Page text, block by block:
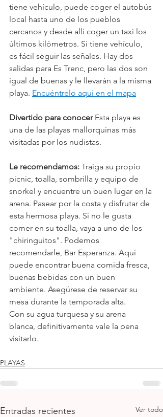
tiene vehículo, puede coger el autobús
local hasta uno de los pueblos
cercanos y desde allí coger un taxi los
últimos kilómetros. Si tiene vehículo,
es fácil seguir las señales. Hay dos
salidas para Es Trenc, pero las dos son
igual de buenas y le llevarán a la misma
playa. Encuéntrelo aqui en el mapa
Divertido para conocer Esta playa es
una de las playas mallorquinas más
visitadas por los nudistas.
Le recomendamos: Traiga su propio
picnic, toalla, sombrilla y equipo de
snorkel y encuentre un buen lugar en la
arena. Pasear por la costa y disfrutar de
esta hermosa playa. Si no le gusta
comer en su toalla, vaya a uno de los
"chiringuitos". Podemos
recomendarle, Bar Esperanza. Aquí
puede encontrar buena comida fresca,
buenas bebidas con un buen
ambiente. Asegúrese de reservar su
mesa durante la temporada alta.
Con su agua turquesa y su arena
blanca, definitivamente vale la pena
visitarlo.
PLAYAS
Entradas recientes Ver todo